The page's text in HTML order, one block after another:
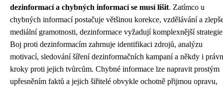
dezinformací a chybných informací se musí lišit. Zatímco u
chybných informací postačuje většinou korekce, vzdělávání a
mediální gramotnosti, dezinformace vyžadují komplexnější
Boj proti dezinformacím zahrnuje identifikaci zdrojů, analýzu
motivací, sledování šíření dezinformačních kampaní a někdy i
kroky proti jejich tvůrcům. Chybné informace lze napravit prostým
upřesněním faktů a jejich šiřitelé obvykle ochotně přijmou opravu,